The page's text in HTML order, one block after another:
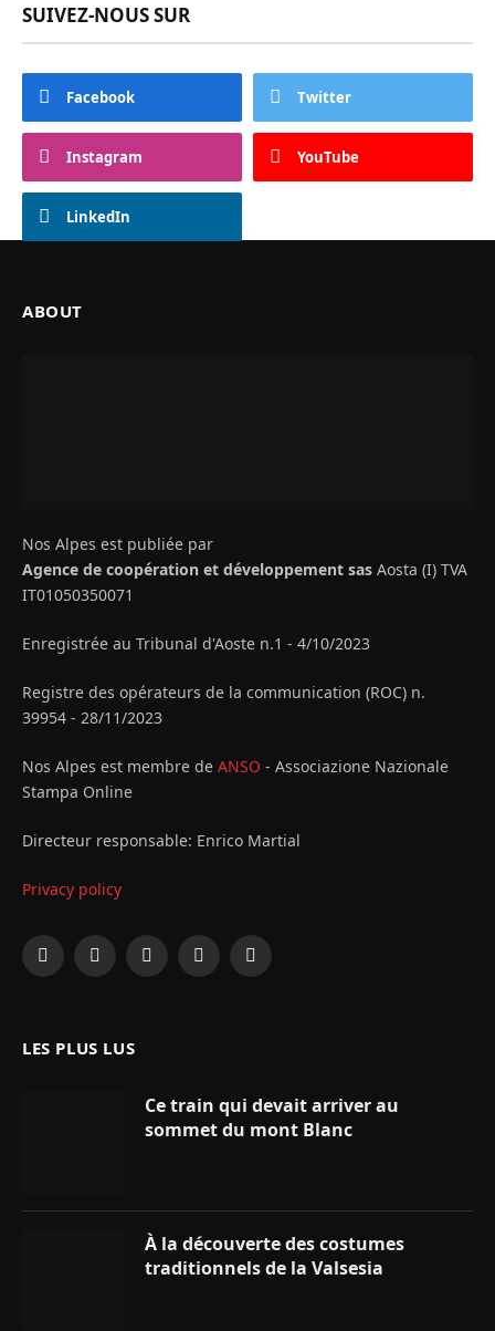
SUIVEZ-NOUS SUR
Facebook Twitter
Instagram YouTube
LinkedIn
ABOUT
Nos Alpes est publiée par
Agence de coopération et développement sas Aosta (I) TVA
IT01050350071
Enregistrée au Tribunal d'Aoste n.1 - 4/10/2023
Registre des opérateurs de la communication (ROC) n.
39954 - 28/11/2023
Nos Alpes est membre de ANSO - Associazione Nazionale
Stampa Online
Directeur responsable: Enrico Martial
Privacy policy
Facebook
X
InstagramYouTubeLinkedIn
LES PLUS LUS
Ce train qui devait arriver au
sommet du mont Blanc
À la découverte des costumes
traditionnels de la Valsesia